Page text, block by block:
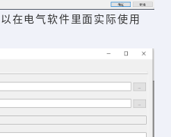
在电气软件里面实际使用